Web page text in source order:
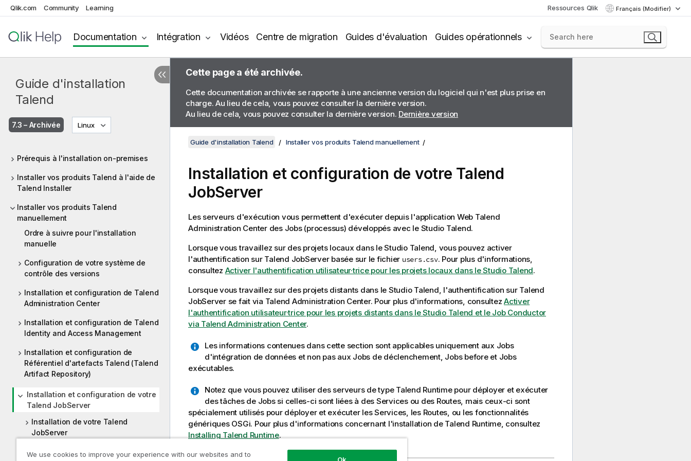
Qlik.com Community Learning Ressources Qlik Français (Modifier)
Documentation Intégration Vidéos Centre de migration Guides d'évaluation Guides opérationnels
Guide d'installation
Talend
7.3 – Archivée Linux
Prérequis à l'installation on-premises
Installer vos produits Talend à l'aide de
Talend Installer
Installer vos produits Talend
manuellement
Ordre à suivre pour l'installation
manuelle
Configuration de votre système de
contrôle des versions
Installation et configuration de Talend
Administration Center
Installation et configuration de Talend
Identity and Access Management
Installation et configuration de
Référentiel d'artefacts Talend (Talend
Artifact Repository)
Installation et configuration de votre
Talend JobServer
Installation de votre Talend
JobServer
Configurer la JVM pour votre Talend
Cette page a été archivée.
Cette documentation archivée se rapporte à une ancienne version du logiciel qui n'est plus prise en
charge. Au lieu de cela, vous pouvez consulter la dernière version.
Au lieu de cela, vous pouvez consulter la dernière version. Dernière version
Guide d'installation Talend Installer vos produits Talend manuellement
Installation et configuration de votre Talend
JobServer
Les serveurs d'exécution vous permettent d'exécuter depuis l'application Web Talend
Administration Centerdes Jobs (processus) développés avec le Studio Talend.
Lorsque vous travaillez sur des projets locaux dans leStudio Talend, vous pouvez activer
l'authentification sur Talend JobServerbasée sur le fichier users.csv. Pour plus d'informations,
consultez Activer l'authentification utilisateur·trice pour les projets locaux dans le Studio Talend.
Lorsque vous travaillez sur des projets distants dans le Studio Talend, l'authentification sur Talend
JobServerse fait via Talend Administration Center. Pour plus d'informations, consultez Activer
l'authentification utilisateur·trice pour les projets distants dans le Studio Talend et le Job Conductor
via Talend Administration Center.
Les informations contenues dans cette section sont applicables uniquement aux Jobs
d'intégration de données et non pas aux Jobs de déclenchement, Jobs before et Jobs
exécutables.
Notez que vous pouvez utiliser des serveurs de type Talend Runtimepour déployer et exécuter
des tâches de Jobs si celles-ci sont liées à des Services ou des Routes, mais ceux-ci sont
spécialement utilisés pour déployer et exécuter les Services, les Routes, ou les fonctionnalités
génériques OSGi. Pour plus d'informations concernant l'installation de Talend Runtime, consultez
Installing Talend Runtime.
We use cookies to improve your experience with our websites and to